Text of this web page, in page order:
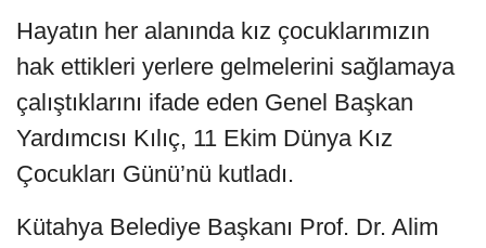
Hayatın her alanında kız çocuklarımızın
hak ettikleri yerlere gelmelerini sağlamaya
çalıştıklarını ifade eden Genel Başkan
Yardımcısı Kılıç, 11 Ekim Dünya Kız
Çocukları Günü’nü kutladı.
Kütahya Belediye Başkanı Prof. Dr. Alim